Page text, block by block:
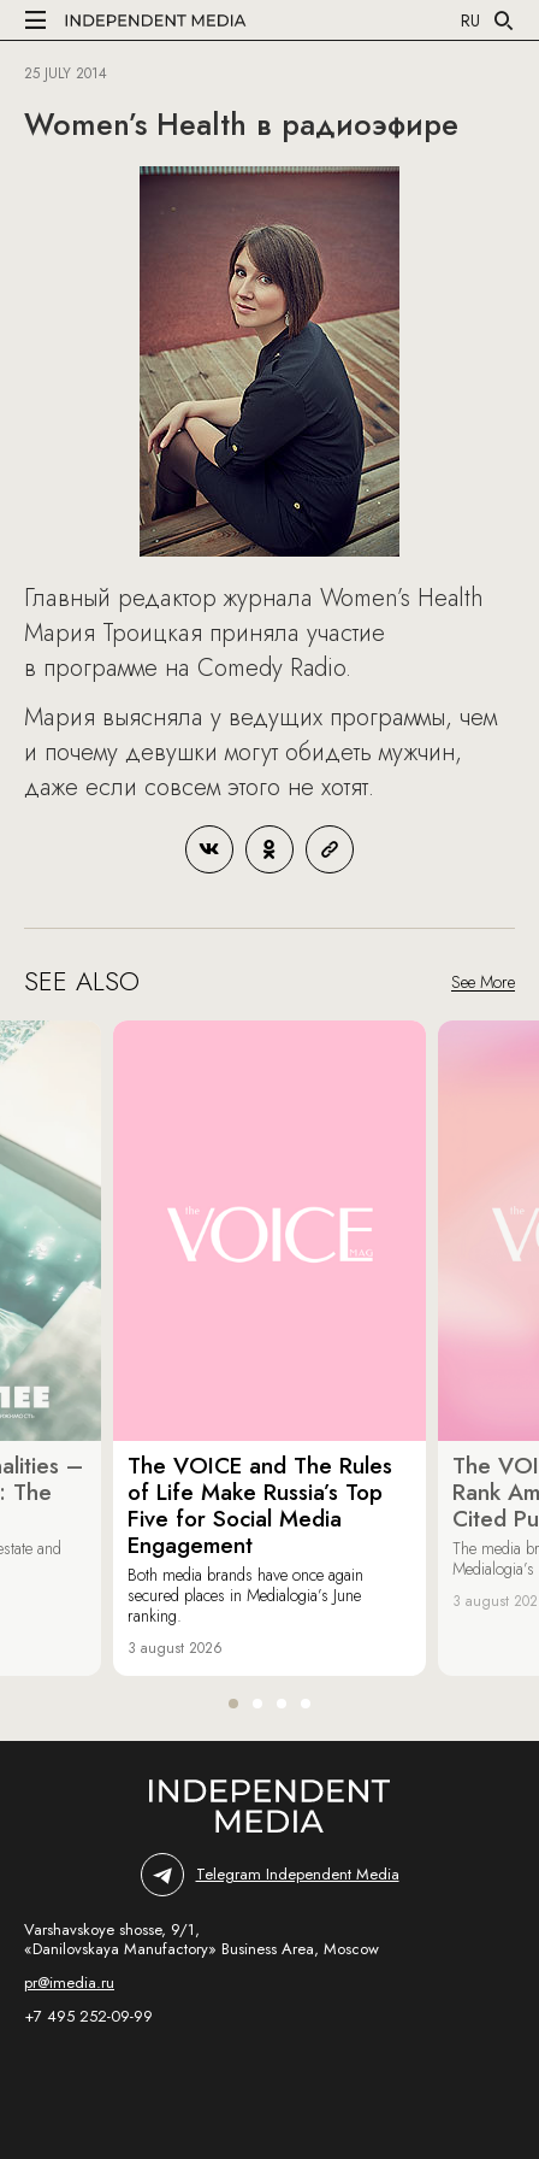
RU
25 JULY 2014
Women’s Health в радиоэфире
Главный редактор журнала Women’s Health
Мария Троицкая приняла участие
в программе на Comedy Radio.
Мария выясняла у ведущих программы, чем
и почему девушки могут обидеть мужчин,
даже если совсем этого не хотят.
SEE ALSO See More
–
The
and
The VOICE and The Rules
of Life Make Russia’s Top
Five for Social Media
Engagement
Both media brands have once again
secured places in Medialogia’s June
ranking.
3 august 2026
The
Rank
Cited
The media
3 august
Telegram Independent Media
Varshavskoye shosse, 9/1,
«Danilovskaya Manufactory» Business Area, Moscow
pr@imedia.ru
+7 495 252-09-99